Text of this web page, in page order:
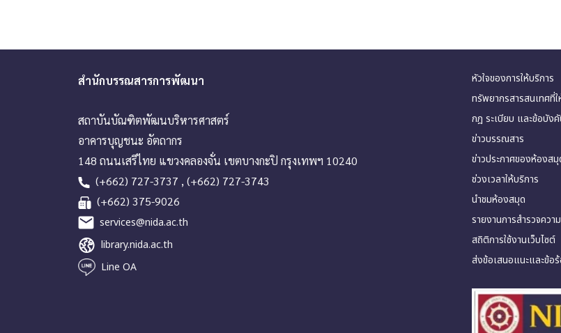
สำนักบรรณสารการพัฒนา
สถาบันบัณฑิตพัฒนบริหารศาสตร์
อาคารบุญชนะ อัตถากร
148 ถนนเสรีไทย แขวงคลองจั่น เขตบางกะปิ กรุงเทพฯ 10240
(+662) 727-3737 , (+662) 727-3743
(+662) 375-9026
services@nida.ac.th
library.nida.ac.th
Line OA
หัวใจของการให้บริการ
ทรัพยากรสารสนเทศที่ใ
กฎ ระเบียบ และข้อบัง
ข่าวบรรณสาร
ข่าวประกาศของห้องส
ช่วงเวลาให้บริการ
นำชมห้องสมุด
รายงานการสำรวจควา
สถิติการใช้งานเว็บไซต์
ส่งข้อเสนอแนะและข้อ